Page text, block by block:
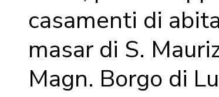
casamenti di
masar di S.
Magn. Borgo di